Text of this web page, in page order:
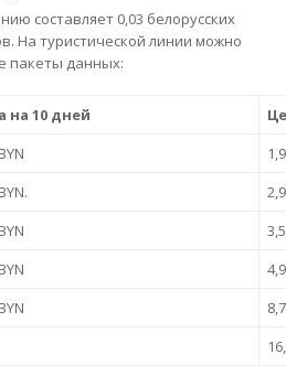
составляет 0,03 белорусских
На туристической линии можно
пакеты данных:
на 10 дней